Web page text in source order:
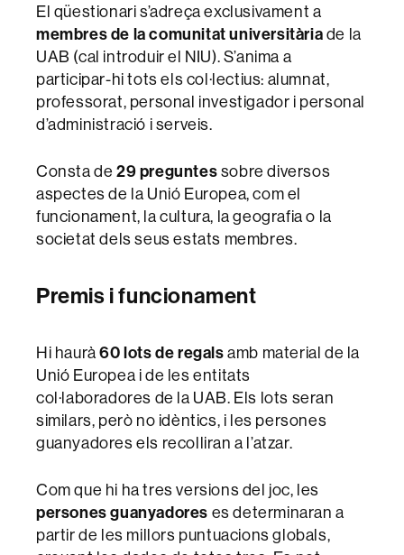
El qüestionari s’adreça exclusivament a
membres de la comunitat universitàriade la
UAB (cal introduir el NIU). S’anima a
participar-hi tots els col·lectius: alumnat,
professorat, personal investigador i personal
d’administració i serveis.
Consta de 29 preguntessobre diversos
aspectes de la Unió Europea, com el
funcionament, la cultura, la geografia o la
societat dels seus estats membres.
Premis i funcionament
Hi haurà60 lots de regalsamb material de la
Unió Europea i de les entitats
col·laboradores de la UAB. Els lots seran
similars, però no idèntics, i les persones
guanyadores els recolliran a l’atzar.
Com que hi ha tres versions del joc, les
persones guanyadores es determinaran a
partir de les millors puntuacions globals,